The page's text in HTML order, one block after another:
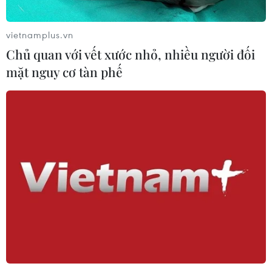
27/03/2026 22:06
Cách Nhật Bản ứng phó với các cú sốc năng lượng
trong ngắn hạn gợi mở những hàm ý quan trọng cho
vietnamplus.vn
Chủ quan với vết xước nhỏ, nhiều người đối
mặt nguy cơ tàn phế